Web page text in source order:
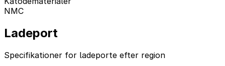
NMC
Ladeport
Specifikationer for ladeporte efter region